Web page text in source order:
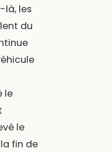
là, les
du
le
le
fin de